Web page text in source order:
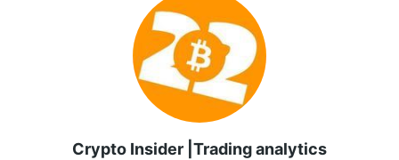
Crypto Insider |Trading analytics